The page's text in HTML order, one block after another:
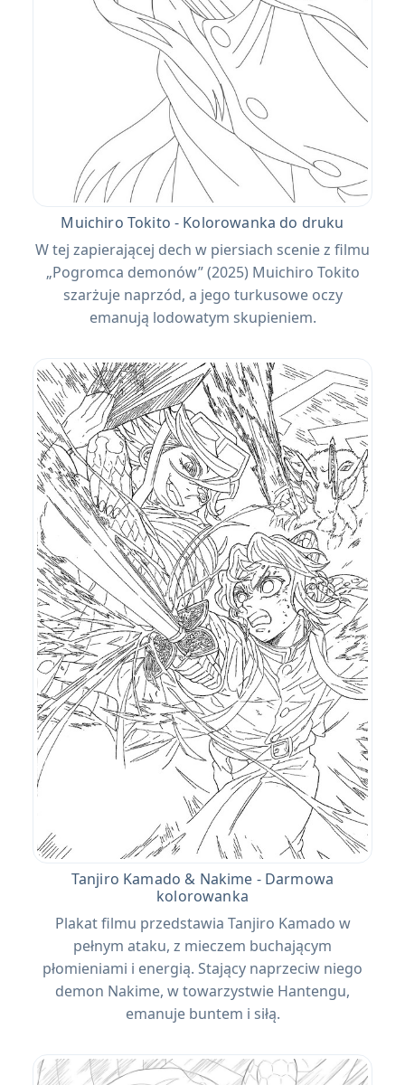
Muichiro Tokito - Kolorowanka do druku
W tej zapierającej dech w piersiach scenie z filmu
„Pogromca demonów” (2025) Muichiro Tokito
szarżuje naprzód, a jego turkusowe oczy
emanują lodowatym skupieniem.
Tanjiro Kamado & Nakime - Darmowa
kolorowanka
Plakat filmu przedstawia Tanjiro Kamado w
pełnym ataku, z mieczem buchającym
płomieniami i energią. Stający naprzeciw niego
demon Nakime, w towarzystwie Hantengu,
emanuje buntem i siłą.